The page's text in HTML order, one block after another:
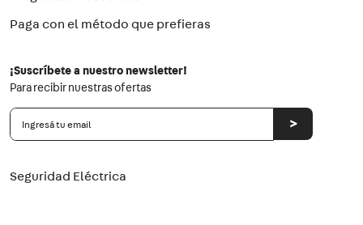
Paga con el método que prefieras
¡Suscríbete a nuestro newsletter!
Para recibir nuestras ofertas
>
Seguridad Eléctrica